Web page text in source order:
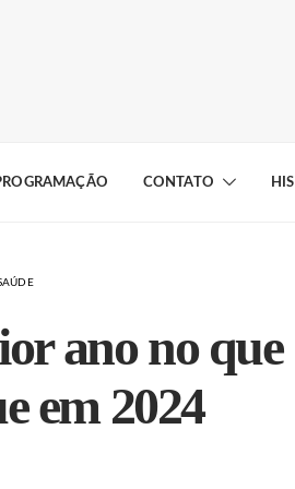
CONTATO
ano no que
em 2024